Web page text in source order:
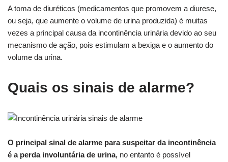
A toma de diuréticos (medicamentos que promovem a diurese,
ou seja, que aumente o volume de urina produzida) é muitas
vezes a principal causa da incontinência urinária devido ao seu
mecanismo de ação, pois estimulam a bexiga e o aumento do
volume da urina.
Quais os sinais de alarme?
O principal sinal de alarme para suspeitar da incontinência
é a perda involuntária de urina, no entanto é possível